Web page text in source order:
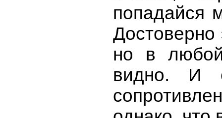
попадайся
но в любой
видно. И